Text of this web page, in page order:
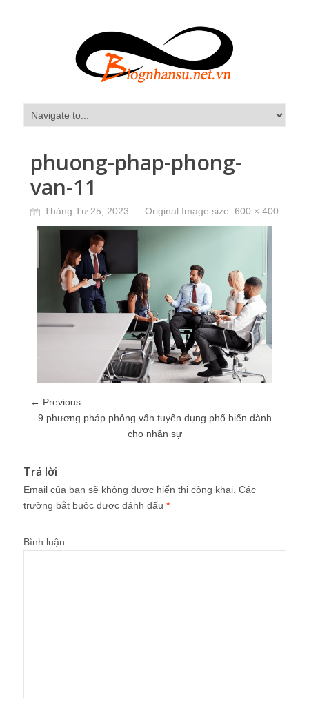
phuong-phap-phong-
van-11
Tháng Tư 25, 2023 Original Image size: 600 × 400
← Previous
9 phương pháp phỏng vấn tuyển dụng phổ biến dành
cho nhân sự
Trả lời
Email của bạn sẽ không được hiển thị công khai. Các
trường bắt buộc được đánh dấu *
Bình luận